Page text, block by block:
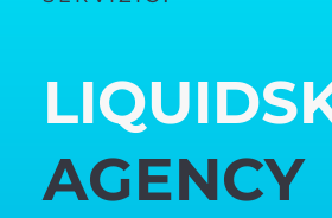
AGENCY